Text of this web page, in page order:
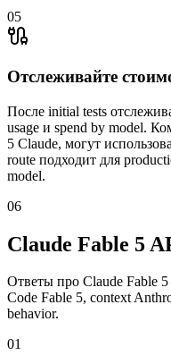
05
Отслеживайте
После initial tests
usage и spend by model.
5 Claude, могут
route подходит для
model.
06
Claude Fable 5
Ответы про Claude Fable
Code Fable 5, context
behavior.
01